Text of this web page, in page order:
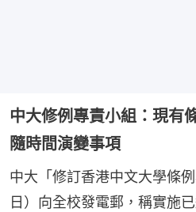
中大修例專責小組：現有
隨時間演變事項
中大「修訂香港中文大學條
日）向全校發電郵，稱實施